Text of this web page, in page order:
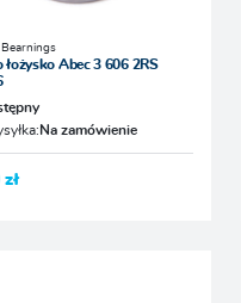
łożysko Abec 3 606 2RS
Na zamówienie